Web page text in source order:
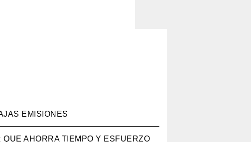
EMISIONES
AHORRA TIEMPO Y ESFUERZO